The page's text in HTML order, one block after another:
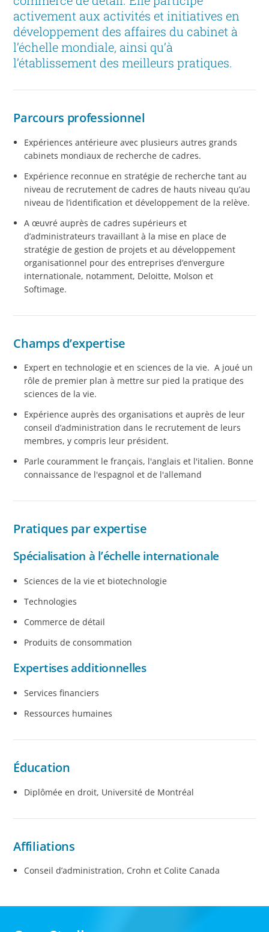
activement aux activités et initiatives en
développement des affaires du cabinet à
l’échelle mondiale, ainsi qu’à
l’établissement des meilleurs pratiques.
Parcours professionnel
Expériences antérieure avec plusieurs autres grands
cabinets mondiaux de recherche de cadres.
Expérience reconnue en stratégie de recherche tant au
niveau de recrutement de cadres de hauts niveau qu’au
niveau de l’identification et développement de la relève.
A œuvré auprès de cadres supérieurs et
d’administrateurs travaillant à la mise en place de
stratégie de gestion de projets et au développement
organisationnel pour des entreprises d’envergure
internationale, notamment, Deloitte, Molson et
Softimage.
Champs d’expertise
Expert en technologie et en sciences de la vie. A joué un
rôle de premier plan à mettre sur pied la pratique des
sciences de la vie.
Expérience auprès des organisations et auprès de leur
conseil d’administration dans le recrutement de leurs
membres, y compris leur président.
Parle couramment le français, l'anglais et l'italien. Bonne
connaissance de l'espagnol et de l'allemand
Pratiques par expertise
Spécialisation à l’échelle internationale
Sciences de la vie et biotechnologie
Technologies
Commerce de détail
Produits de consommation
Expertises additionnelles
Services financiers
Ressources humaines
Éducation
Diplômée en droit, Université de Montréal
Affiliations
Conseil d’administration, Crohn et Colite Canada